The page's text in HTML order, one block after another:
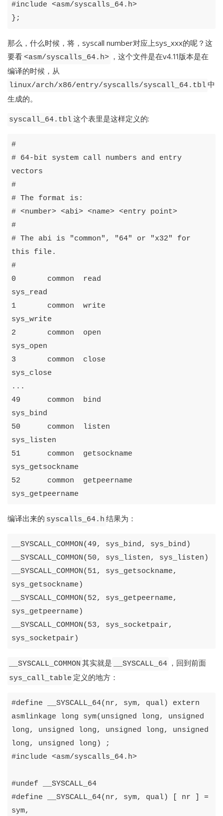
#include <asm/syscalls_64. h>
};
那么，什么时候，将，syscall number对应上sys_xxx的呢？这
要看<asm/syscalls_64.h> ，这个文件是在v4.11版本是在
编译的时候，从
linux/arch/x86/entry/syscalls/syscall_64.tbl中
生成的。
syscall_64.tbl这个表里是这样定义的:
#
#
64-bit system call numbers and
entry
vectors
#
# The format
is:
# <number> <abi> <name> <entry point>
#
# The abi is "common" , "64" or "x32"
for
this
file .
#
0
common
read
sys_read
1
common
write
sys_write
2
common
open
sys_open
3
common
close
sys_close
...
49
common
bind
sys_bind
50
common
listen
sys_listen
51
common
getsockname
sys_getsockname
52
common
getpeername
sys_getpeername
编译出来的 syscalls_64.h 结果为：
__SYSCALL_COMMON(49, sys_bind, sys_bind )
__SYSCALL_COMMON( 50, sys_listen, sys_listen )
__SYSCALL_COMMON( 51, sys_getsockname,
sys_getsockname )
__SYSCALL_COMMON( 52, sys_getpeername,
sys_getpeername )
__SYSCALL_COMMON( 53, sys_socketpair,
sys_socketpair )
__SYSCALL_COMMON 其实就是 __SYSCALL_64 ，回到前面
sys_call_table 定义的地方：
#define __SYSCALL_64( nr, sym, qual)
extern
asmlinkage
long sym( unsigned long,
unsigned
long, unsigned long, unsigned long,
unsigned
long, unsigned long )
;
#include <asm/syscalls_64. h>
#undef
__SYSCALL_64
#define __SYSCALL_64( nr, sym, qual) nr
=
sym,